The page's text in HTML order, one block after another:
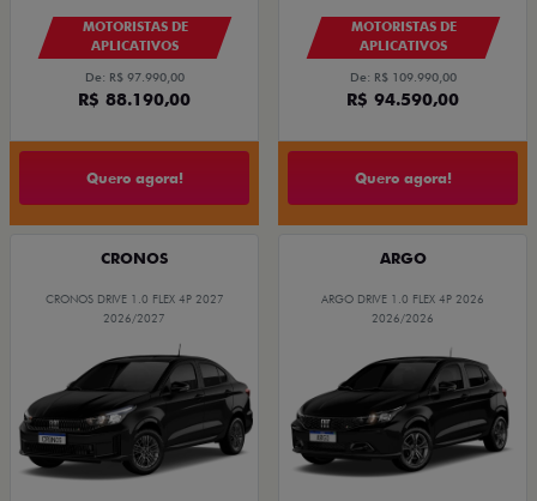
MOTORISTAS DE
APLICATIVOS
De: R$ 97.990,00
R$ 88.190,00
Quero agora!
MOTORISTAS DE
APLICATIVOS
De: R$ 109.990,00
R$ 94.590,00
Quero agora!
CRONOS
CRONOS DRIVE 1.0 FLEX 4P 2027
2026/2027
ARGO
ARGO DRIVE 1.0 FLEX 4P 2026
2026/2026